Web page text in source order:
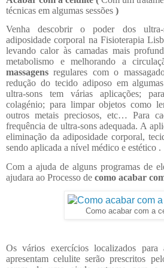
técnicas em algumas sessões )
Venha descobrir o poder dos
adiposidade corporal na Fisioterapia
levando calor às camadas mais
metabolismo e melhorando a
massagens regulares com o
redução do tecido adiposo em
ultra-sons tem várias aplicações;
colagénio; para limpar objetos como
outros metais preciosos, etc… Para
frequência de ultra-sons adequada. A
eliminação da adiposidade corporal,
sendo aplicada a nível médico e estético .
Com a ajuda de alguns programas de
ajudara ao Processo de como acabar
Como acabar com a
Os vários exercícios localizados
apresentam celulite serão prescritos